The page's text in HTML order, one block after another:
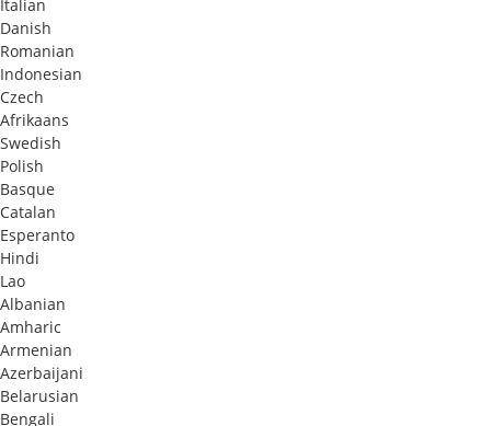
Italian
Danish
Romanian
Indonesian
Czech
Afrikaans
Swedish
Polish
Basque
Catalan
Esperanto
Hindi
Lao
Albanian
Amharic
Armenian
Azerbaijani
Belarusian
Bengali